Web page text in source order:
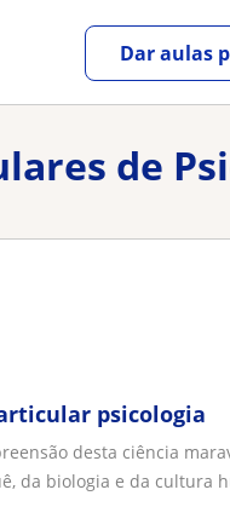
Dar aulas
de
psicologia
desta ciência
da biologia e da cultura